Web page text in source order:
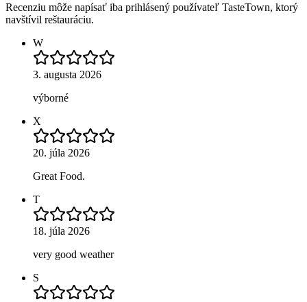
Recenziu môže napísať iba prihlásený používateľ TasteTown, ktorý
navštívil reštauráciu.
W
3. augusta 2026
výborné
X
20. júla 2026
Great Food.
T
18. júla 2026
very good weather
S